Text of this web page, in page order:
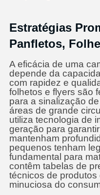
Estratégias
Panfletos,
A eficácia de uma
depende da
com rapidez e
folhetos e flyers são
para a sinalização
áreas de grande
utiliza tecnologia de
geração para
mantenham
pequenos tenham
fundamental para
contêm tabelas de
técnicos de
minuciosa do